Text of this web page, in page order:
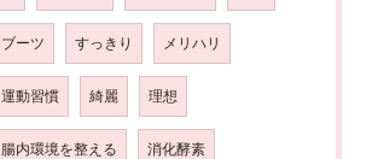
ブーツ すっきり メリハリ
運動習慣 綺麗 理想
腸内環境を整える 消化酵素